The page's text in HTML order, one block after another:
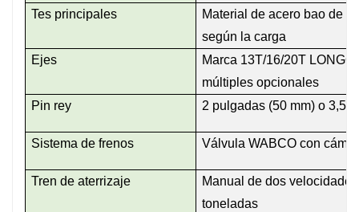
Tes principales
Material de acero bao de
según la carga
Ejes
Marca 13T/16/20T
múltiples opcionales
Pin rey
2 pulgadas (50 mm) o 3,5
Sistema de frenos Válvula WABCO con
Tren de aterrizaje
Manual de dos
toneladas